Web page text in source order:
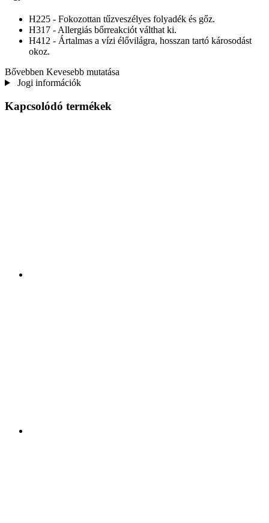
H225 - Fokozottan tűzveszélyes folyadék és gőz.
H317 - Allergiás bőrreakciót válthat ki.
H412 - Ártalmas a vízi élővilágra, hosszan tartó károsodást
okoz.
Bővebben Kevesebb mutatása
Jogi információk
Kapcsolódó termékek